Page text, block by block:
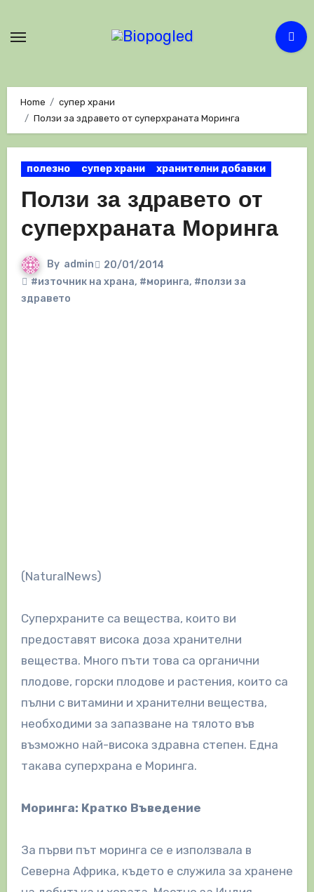
Home
супер храни
Ползи за здравето от суперхраната Моринга
полезно супер храни хранителни добавки
Ползи за здравето от
суперхраната Моринга
By admin
20/01/2014
#източник на храна, #моринга, #ползи за
здравето
(NaturalNews)
Суперхраните са вещества, които ви
предоставят висока доза хранителни
вещества. Много пъти това са органични
плодове, горски плодове и растения, които са
пълни с витамини и хранителни вещества,
необходими за запазване на тялото във
възможно най-висока здравна степен. Една
такава суперхрана е Моринга.
Моринга: Кратко Въведение
За първи път моринга се е използвала в
Северна Африка, където е служила за хранене